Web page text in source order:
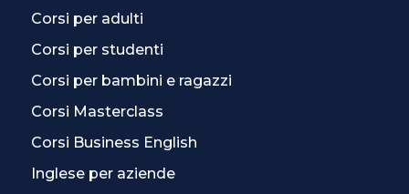
Corsi per adulti
Corsi per studenti
Corsi per bambini e ragazzi
Corsi Masterclass
Corsi Business English
Inglese per aziende